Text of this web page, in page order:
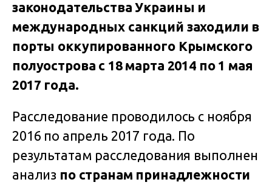
законодательства Украины и
международных санкций заходили в
порты оккупированного Крымского
полуострова с 18 марта 2014 по 1 мая
2017 года.
Расследование проводилось с ноября
2016 по апрель 2017 года. По
результатам расследования выполнен
анализ по странам принадлежности